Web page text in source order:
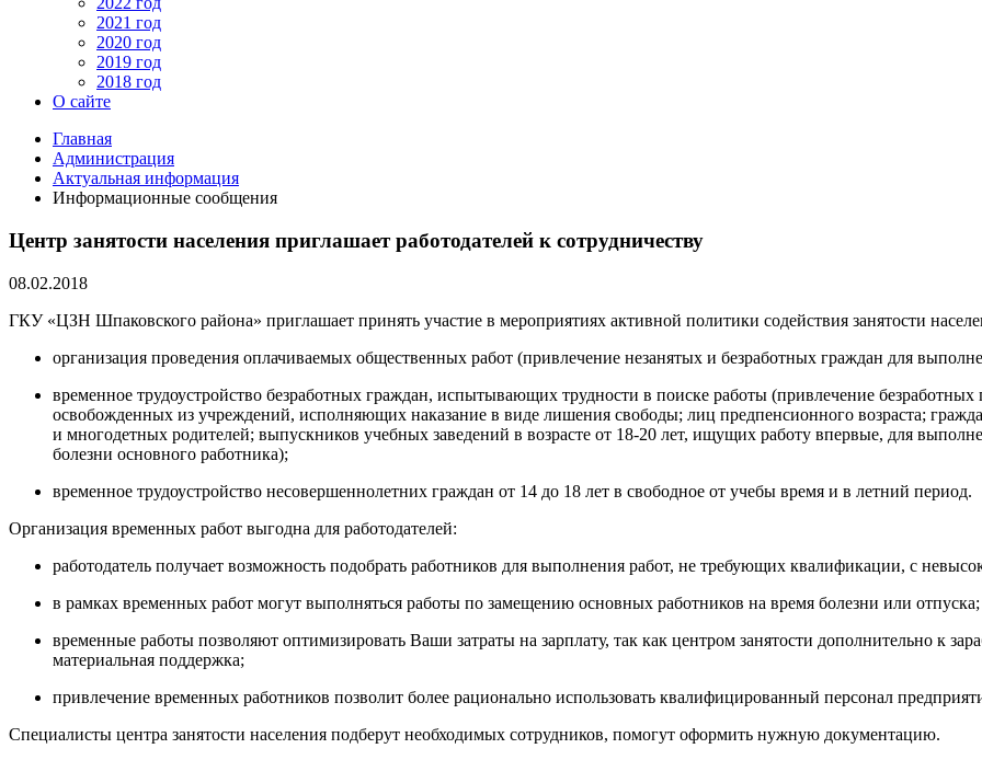
2021 год
2020 год
2019 год
2018 год
О сайте
Главная
Администрация
Актуальная информация
Информационные сообщения
Центр занятости населения приглашает работодателей к сотрудничеству
08.02.2018
ГКУ «ЦЗН Шпаковского района» приглашает принять участие в мероприятиях активной политики содействия занятости
организация проведения оплачиваемых общественных работ (привлечение незанятых и безработных граждан для
временное трудоустройство безработных граждан, испытывающих трудности в поиске работы (привлечение
освобожденных из учреждений, исполняющих наказание в виде лишения свободы; лиц предпенсионного возраста;
и многодетных родителей; выпускников учебных заведений в возрасте от 18-20 лет, ищущих работу впервые, для
болезни основного работника);
временное трудоустройство несовершеннолетних граждан от 14 до 18 лет в свободное от учебы время и в летний период.
Организация временных работ выгодна для работодателей:
работодатель получает возможность подобрать работников для выполнения работ, не требующих квалификации, с
в рамках временных работ могут выполняться работы по замещению основных работников на время болезни или отпуска;
временные работы позволяют оптимизировать Ваши затраты на зарплату, так как центром занятости дополнительно к
материальная поддержка;
привлечение временных работников позволит более рационально использовать квалифицированный персонал
Специалисты центра занятости населения подберут необходимых сотрудников, помогут оформить нужную документацию.